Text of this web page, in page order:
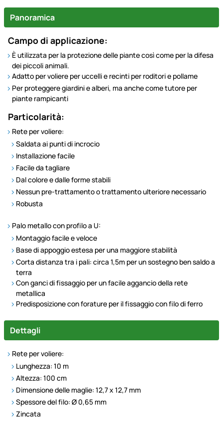
Panoramica
Campo di applicazione:
È utilizzata per la protezione delle piante così come per la difesa
dei piccoli animali.
Adatto per voliere per uccelli e recinti per roditori e pollame
Per proteggere giardini e alberi, ma anche come tutore per
piante rampicanti
Particolarità:
Rete per voliere:
Saldata ai punti di incrocio
Installazione facile
Facile da tagliare
Dal colore e dalle forme stabili
Nessun pre-trattamento o trattamento ulteriore necessario
Robusta
Palo metallo con profilo a U:
Montaggio facile e veloce
Base di appoggio estesa per una maggiore stabilità
Corta distanza tra i pali: circa 1,5m per un sostegno ben saldo a
terra
Con ganci di fissaggio per un facile aggancio della rete
metallica
Predisposizione con forature per il fissaggio con filo di ferro
Dettagli
Rete per voliere:
Lunghezza: 10 m
Altezza: 100 cm
Dimensione delle maglie: 12,7 x 12,7 mm
Spessore del filo: Ø 0,65 mm
Zincata